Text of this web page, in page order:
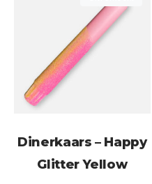
Dinerkaars – Happy
Glitter Yellow